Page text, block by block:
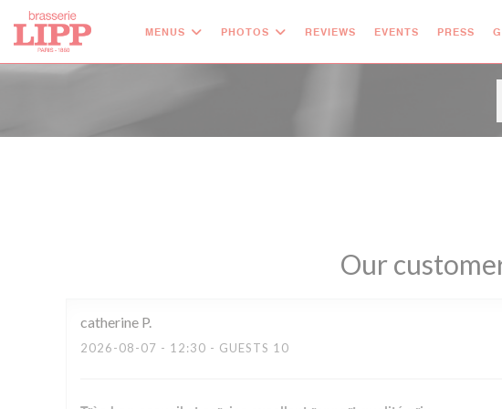
Personalizing your cookie choices
MENUS PHOTOS REVIEWS EVENTS PRESS
Our
catherine P
2026-08-07 - 12:30 - GUESTS 10